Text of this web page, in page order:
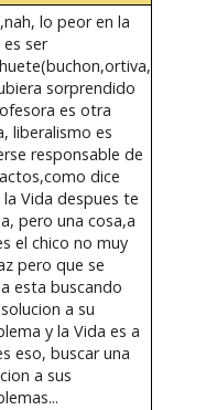
lo peor en la
ser
sorprendido
es otra
liberalismo es
responsable de
dice
la Vida despues te
pero una cosa,a
el chico no muy
pero que se
esta buscando
a su
y la Vida es a
eso, buscar una
a sus